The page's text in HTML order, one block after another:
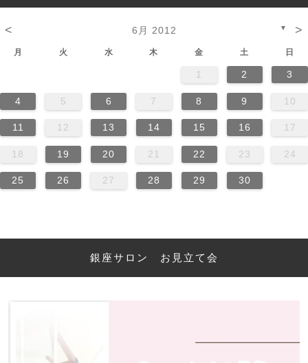
< 6月 2012 ▼ >
月 火 水 木 金 土 日
1 2 3
4 5 6 7 8 9 10
11 12 13 14 15 16 17
18 19 20 21 22 23 24
25 26 27 28 29 30
銀座サロン お見立て会